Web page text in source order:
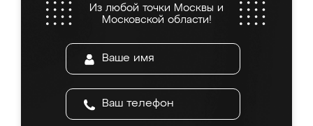
Из любой точки Москвы и
Московской области!